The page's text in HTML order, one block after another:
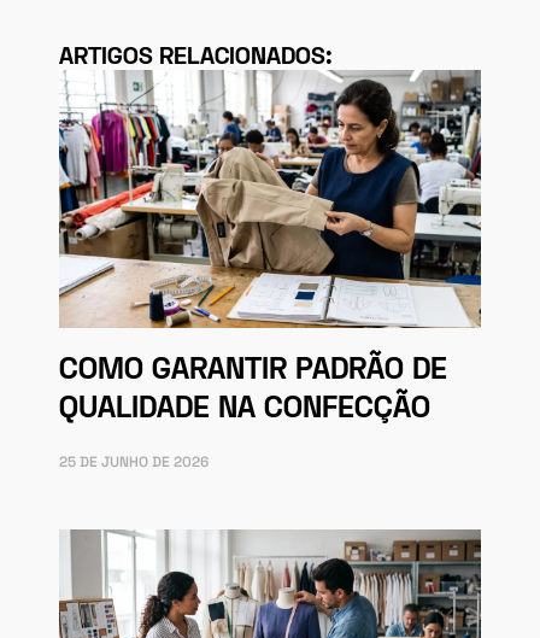
ARTIGOS RELACIONADOS:
COMO GARANTIR PADRÃO DE
QUALIDADE NA CONFECÇÃO
25 DE JUNHO DE 2026